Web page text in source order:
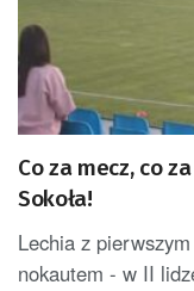
Co za mecz, co
Sokoła!
Lechia z
nokautem - w II